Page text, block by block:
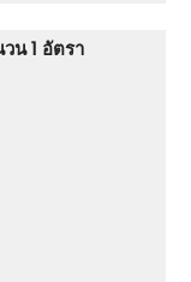
น 1 อัตรา